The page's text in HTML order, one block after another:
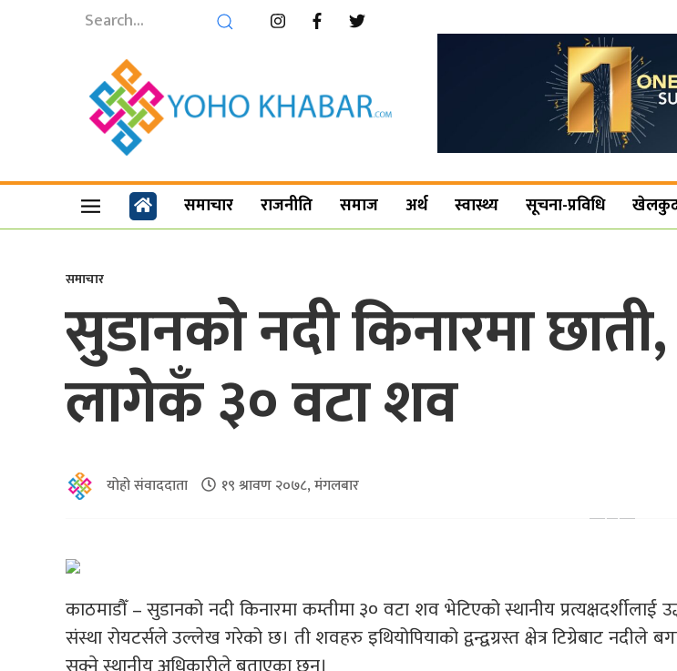
समाचार राजनीति समाज अर्थ स्वास्थ्य सूचना-प्रविधि
समाचार
सुडानको नदी किनारमा
लागेकँ ३० वटा शव
योहो संवाददाता १९ श्रावण २०७८, मंगलबार
काठमाडौँ – सुडानको नदी किनारमा कम्तीमा ३० वटा शव भेटिएको स्थानीय प्रत्यक्षदर्शीलाई
संस्था रोयटर्सले उल्लेख गरेको छ। ती शवहरु इथियोपियाको द्वन्द्वग्रस्त क्षेत्र टिग्रेबाट नदीले